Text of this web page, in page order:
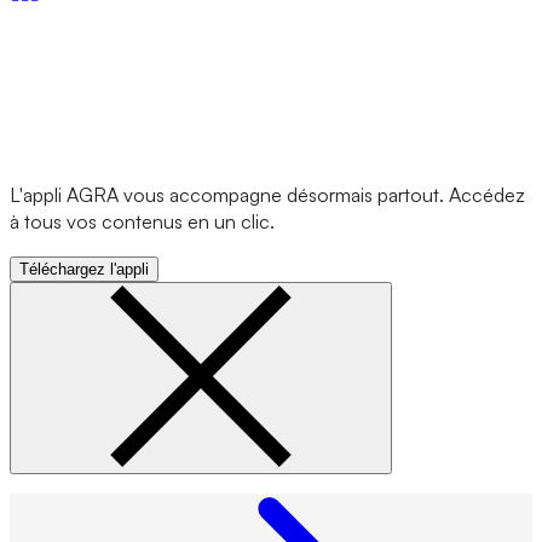
L'appli AGRA vous accompagne désormais partout. Accédez
à tous vos contenus en un clic.
Téléchargez l'appli